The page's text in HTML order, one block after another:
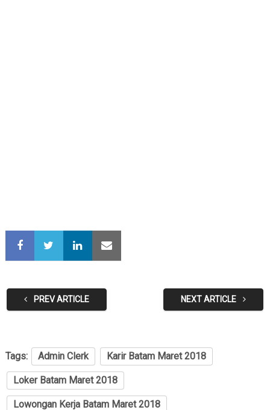
PREV ARTICLE NEXT ARTICLE
Tags: Admin Clerk Karir Batam Maret 2018
Loker Batam Maret 2018
Lowongan Kerja Batam Maret 2018